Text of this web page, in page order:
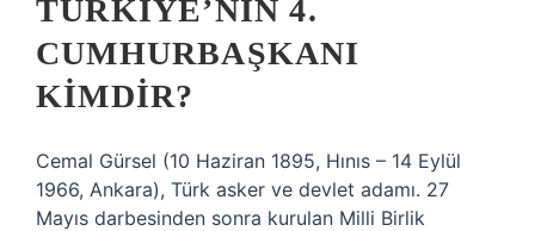
TÜRKIYE’NIN 4.
CUMHURBAŞKANI
KIMDIR?
Cemal Gürsel (10 Haziran 1895, Hınıs – 14 Eylül
1966, Ankara), Türk asker ve devlet adamı. 27
Mayıs darbesinden sonra kurulan Milli Birlik